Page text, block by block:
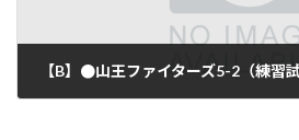
【B】●山王ファイターズ5-2（練習試